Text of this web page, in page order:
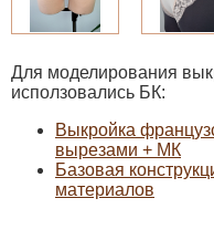
Для моделирования
исползовались БК:
Выкройка
вырезами + МК
Базовая
материалов